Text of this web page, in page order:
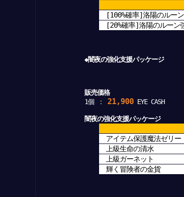
[100%確率]洛陽のルー
[20%確率]洛陽のルーン
◆闇夜の強化支援パッケージ
販売価格
1個 ： 21,900 EYE CASH
闇夜の強化支援パッケージ
アイテム保護魔法ゼリー
上級生命の清水
上級ガーネット
輝く冒険者の金貨